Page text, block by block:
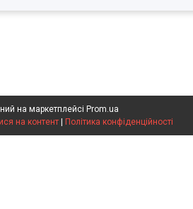
на маркетплейсі Prom.ua
на контент Політика конфіденційності